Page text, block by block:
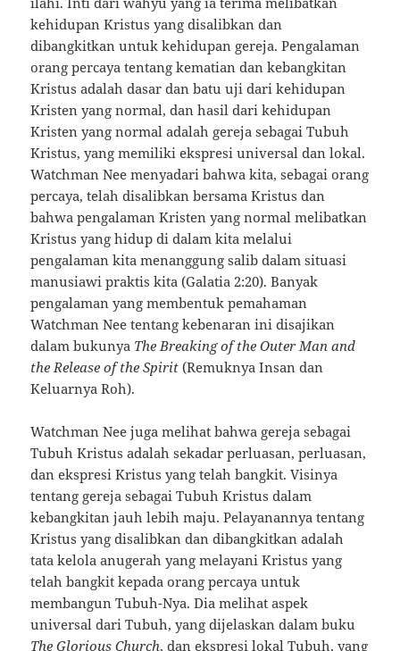
kehidupan Kristus yang disalibkan dan
dibangkitkan untuk kehidupan gereja. Pengalaman
orang percaya tentang kematian dan kebangkitan
Kristus adalah dasar dan batu uji dari kehidupan
Kristen yang normal, dan hasil dari kehidupan
Kristen yang normal adalah gereja sebagai Tubuh
Kristus, yang memiliki ekspresi universal dan lokal.
Watchman Nee menyadari bahwa kita, sebagai orang
percaya, telah disalibkan bersama Kristus dan
bahwa pengalaman Kristen yang normal melibatkan
Kristus yang hidup di dalam kita melalui
pengalaman kita menanggung salib dalam situasi
manusiawi praktis kita (Galatia 2:20). Banyak
pengalaman yang membentuk pemahaman
Watchman Nee tentang kebenaran ini disajikan
dalam bukunya The Breaking of the Outer Man and
the Release of the Spirit (Remuknya Insan dan
Keluarnya Roh).
Watchman Nee juga melihat bahwa gereja sebagai
Tubuh Kristus adalah sekadar perluasan, perluasan,
dan ekspresi Kristus yang telah bangkit. Visinya
tentang gereja sebagai Tubuh Kristus dalam
kebangkitan jauh lebih maju. Pelayanannya tentang
Kristus yang disalibkan dan dibangkitkan adalah
tata kelola anugerah yang melayani Kristus yang
telah bangkit kepada orang percaya untuk
membangun Tubuh-Nya. Dia melihat aspek
universal dari Tubuh, yang dijelaskan dalam buku
The Glorious Church, dan ekspresi lokal Tubuh, yang